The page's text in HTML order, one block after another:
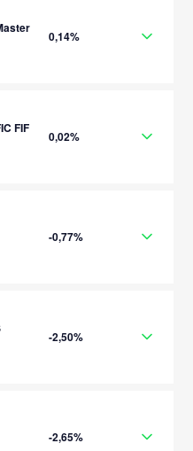
0,14%
FIF
0,02%
-0,77%
-2,50%
-2,65%